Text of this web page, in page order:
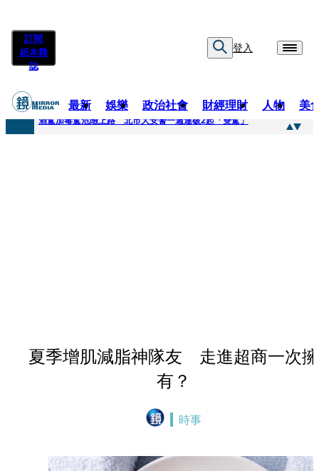
訂閱
紙本雜
誌
登入
最新 娛樂 政治社會 財經理財 人物 美
快訊
酒駕加毒駕危險上路 北市大安警一週連破2起「雙駕」
夏季增肌減脂神隊友 走進超商一次擁
有？
時事